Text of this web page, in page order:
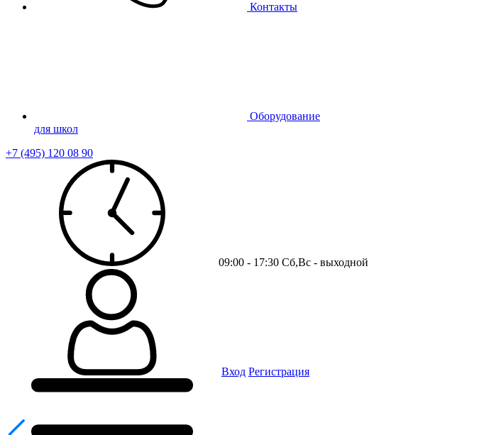
Контакты
Оборудование
для школ
+7 (495) 120 08 90
09:00 - 17:30 Сб,Вс - выходной
Вход Регистрация